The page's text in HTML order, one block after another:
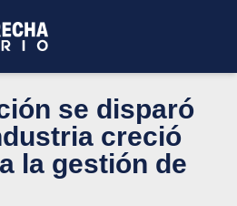
se disparó
creció
la gestión de